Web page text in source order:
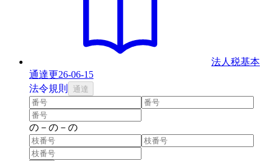
法人税基本
通達更26-06-15
法令規則 通達
の － の － の